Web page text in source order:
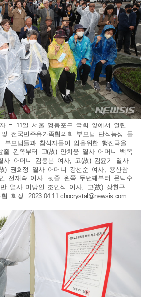
= 11일 서울 영등포구 국회 앞에서 열린
전국민주유가족협의회 부모님 단식농성 돌
모님들과 참석자들이 임을위한 행진곡을
줄 왼쪽부터 고(故) 안치웅 열사 어머니 백옥
사 어머니 김종분 여사, 고(故) 김윤기 열사
) 권희정 열사 어머니 강선순 여사, 용산참
전재숙 여사. 뒷줄 왼쪽 두번째부터 문덕수
열사 미망인 조인식 여사, 고(故) 장현구
협 회장.2023.04.11.chocrystal@newsis.com